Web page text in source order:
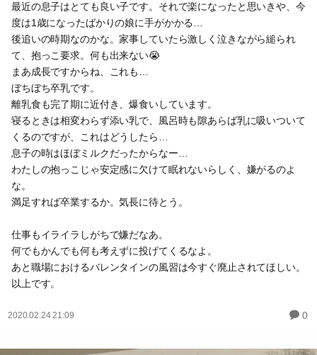
最近の息子はとても良い子です。それで楽になったと思いきや、今
度は1歳になったばかりの娘に手がかかる…
後追いの時期なのかな。家事していたら激しく泣きながら縋られ
て、抱っこ要求。何も出来ない😭
まあ成長ですからね、これも…
ぼちぼち卒乳です。
離乳食も完了期に近付き、爆食いしています。
寝るときは相変わらず添い乳で、風呂時も隙あらば乳に吸いついて
くるのですが、これはどうしたら…
息子の時はほぼミルクだったからなー…
わたしの抱っこじゃ安定感に欠けて眠れないらしく、嫌がるのよ
な。
満足すれば卒業するか。気長に待とう。
仕事もイライラしがちで嫌だなあ。
何でもかんでも何も考えずに投げてくるなよ。
あと職場におけるバレンタインの風習は今すぐ廃止されてほしい。
以上です。
2020.02.24 21:09 0